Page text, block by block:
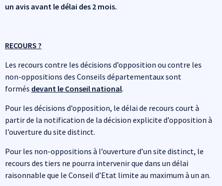
un avis avant le délai des 2 mois.
RECOURS ?
Les recours contre les décisions d’opposition ou contre les
non-oppositions des Conseils départementaux sont
formés devant le Conseil national.
Pour les décisions d’opposition, le délai de recours court à
partir de la notification de la décision explicite d’opposition à
l’ouverture du site distinct.
Pour les non-oppositions à l’ouverture d’un site distinct, le
recours des tiers ne pourra intervenir que dans un délai
raisonnable que le Conseil d’Etat limite au maximum à un an.